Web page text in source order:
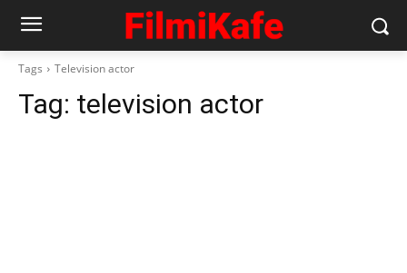
Tags Television actor
Tag: television actor